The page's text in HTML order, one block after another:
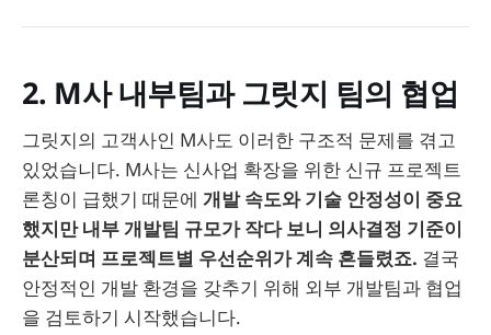
2. M사 내부팀과 그릿지 팀의 협업
그릿지의 고객사인 M사도 이러한 구조적 문제를 겪고
있었습니다. M사는 신사업 확장을 위한 신규 프로젝트
론칭이 급했기 때문에 개발 속도와 기술 안정성이 중요
했지만 내부 개발팀 규모가 작다 보니 의사결정 기준이
분산되며 프로젝트별 우선순위가 계속 흔들렸죠. 결국
안정적인 개발 환경을 갖추기 위해 외부 개발팀과 협업
을 검토하기 시작했습니다.